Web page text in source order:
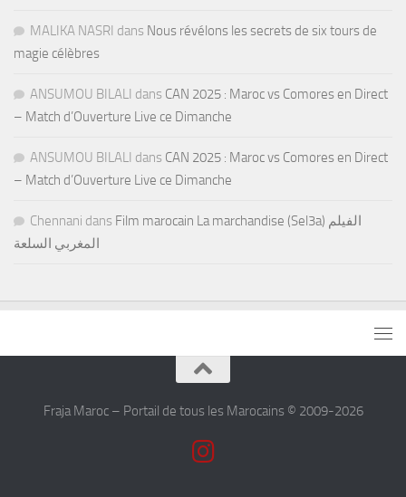
MALIKA NASRI dans Nous révélons les secrets de six tours de
magie célèbres
ANSUMOU BILALI dans CAN 2025 : Maroc vs Comores en Direct
– Match d’Ouverture Live ce Dimanche
ANSUMOU BILALI dans CAN 2025 : Maroc vs Comores en Direct
– Match d’Ouverture Live ce Dimanche
Chennani dans Film marocain La marchandise (Sel3a) الفيلم
المغربي السلعة
Fraja Maroc – Portail de tous les Marocains © 2009-2026